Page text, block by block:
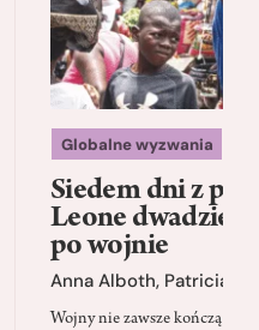
Globalne wyzwania
Siedem dni z
Leone
po wojnie
Anna Alboth, Patricia
Wojny nie zawsze kończą się